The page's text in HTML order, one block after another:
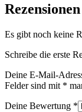
Rezensionen
Es gibt noch keine
Schreibe die erste
Deine E-Mail-
Felder sind mit *
Deine Bewertung *